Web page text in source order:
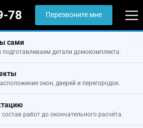
78 Перезвоните мне
сами
подготавливаем детали домокомплекта.
окон, дверей и перегородок.
работ до окончательного расчёта.